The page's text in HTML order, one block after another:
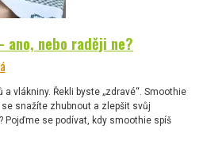
nebo raději ne?
vlákniny. Řekli byste „zdravé“. Smoothie
snažíte zhubnout a zlepšit svůj
Pojďme se podívat, kdy smoothie spíš